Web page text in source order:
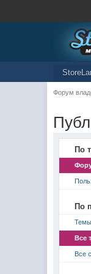
Форум
По
По
Все
Все